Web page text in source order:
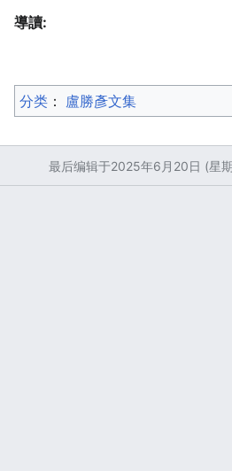
導讀:
分类 ：​ 盧勝彥文集
最后编辑于2025年6月20日 (星